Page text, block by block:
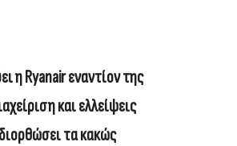
η Ryanair εναντίον της
και ελλείψεις
τα κακώς